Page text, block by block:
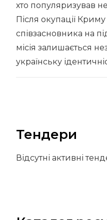
хто популяризував
Після окупації
співзасновника на
місія залишається
українську
Тендери
Відсутні активні